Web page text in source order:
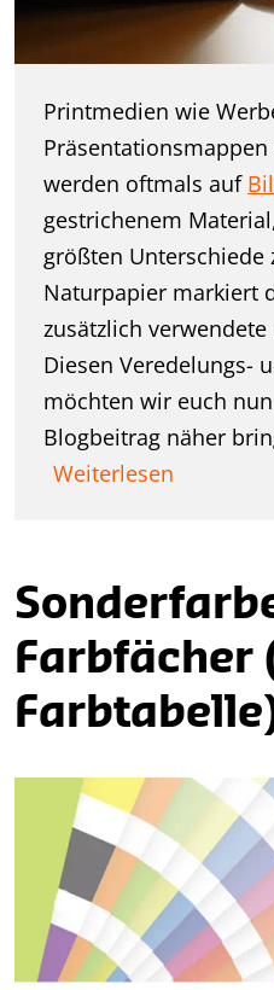
Printmedien wie
werden oftmals auf
gestrichenem
größten Unterschiede
Naturpapier markiert
zusätzlich
Diesen Veredelungs-
möchten wir euch
Blogbeitrag näher
Weiterlesen
Farbfächer